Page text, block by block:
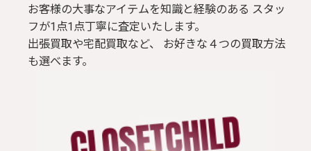
お客様の大事なアイテムを知識と経験のある スタッ
フが1点1点丁寧に査定いたします。
出張買取や宅配買取など、 お好きな４つの買取方法
も選べます。